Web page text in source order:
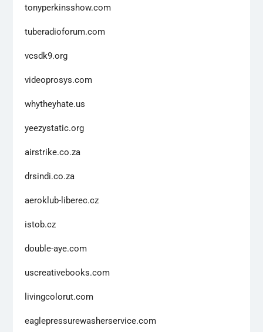
tonyperkinsshow.com
tuberadioforum.com
vcsdk9.org
videoprosys.com
whytheyhate.us
yeezystatic.org
airstrike.co.za
drsindi.co.za
aeroklub-liberec.cz
istob.cz
double-aye.com
uscreativebooks.com
livingcolorut.com
eaglepressurewasherservice.com